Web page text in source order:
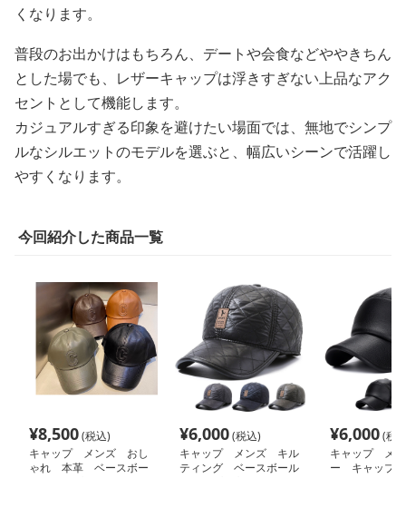
くなります。
普段のお出かけはもちろん、デートや会食などややきちん
とした場でも、レザーキャップは浮きすぎない上品なアク
セントとして機能します。
カジュアルすぎる印象を避けたい場面では、無地でシンプ
ルなシルエットのモデルを選ぶと、幅広いシーンで活躍し
やすくなります。
今回紹介した商品一覧
¥8,500(税込)
キャップ メンズ おし
ゃれ 本革 ベースボー
¥6,000(税込)
キャップ メンズ キル
ティング ベースボール
¥6,000(税
キャップ メ
ー キャップ